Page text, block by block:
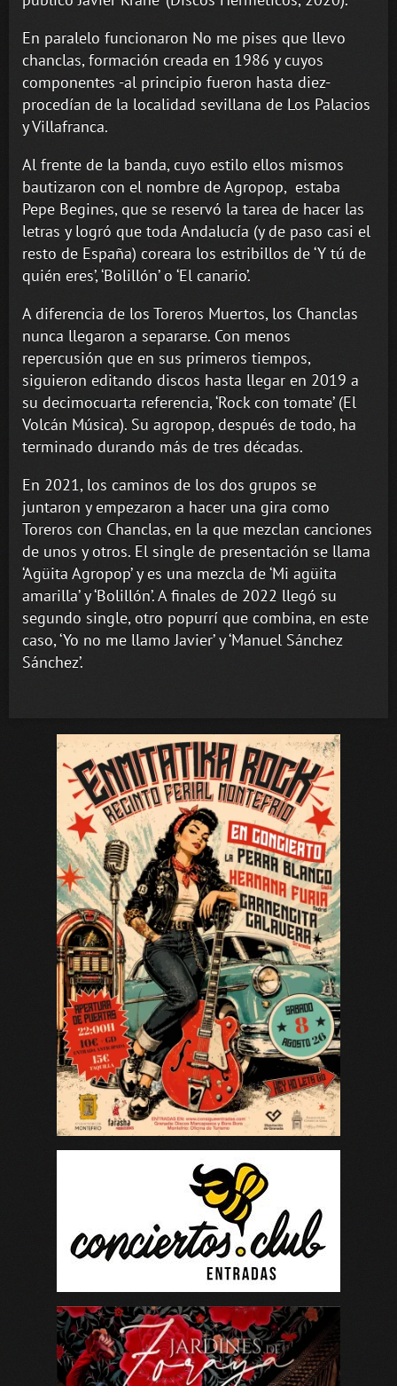
En paralelo funcionaron No me pises que llevo
chanclas, formación creada en 1986 y cuyos
componentes -al principio fueron hasta diez-
procedían de la localidad sevillana de Los Palacios
y Villafranca.
Al frente de la banda, cuyo estilo ellos mismos
bautizaron con el nombre de Agropop, estaba
Pepe Begines, que se reservó la tarea de hacer las
letras y logró que toda Andalucía (y de paso casi el
resto de España) coreara los estribillos de ‘Y tú de
quién eres’, ‘Bolillón’ o ‘El canario’.
A diferencia de los Toreros Muertos, los Chanclas
nunca llegaron a separarse. Con menos
repercusión que en sus primeros tiempos,
siguieron editando discos hasta llegar en 2019 a
su decimocuarta referencia, ‘Rock con tomate’ (El
Volcán Música). Su agropop, después de todo, ha
terminado durando más de tres décadas.
En 2021, los caminos de los dos grupos se
juntaron y empezaron a hacer una gira como
Toreros con Chanclas, en la que mezclan canciones
de unos y otros. El single de presentación se llama
‘Agüita Agropop’ y es una mezcla de ‘Mi agüita
amarilla’ y ‘Bolillón’. A finales de 2022 llegó su
segundo single, otro popurrí que combina, en este
caso, ‘Yo no me llamo Javier’ y ‘Manuel Sánchez
Sánchez’.